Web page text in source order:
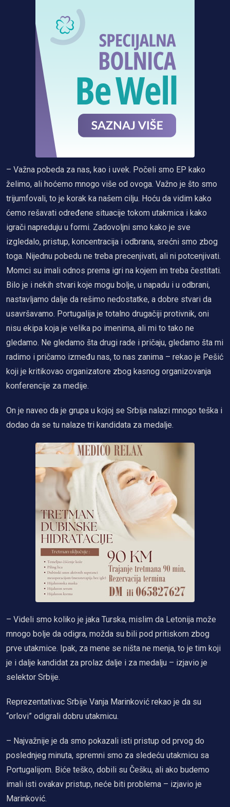
– Važna pobeda za nas, kao i uvek. Počeli smo EP kako
želimo, ali hoćemo mnogo više od ovoga. Važno je što smo
trijumfovali, to je korak ka našem cilju. Hoću da vidim kako
ćemo rešavati određene situacije tokom utakmica i kako
igrači napreduju u formi. Zadovoljni smo kako je sve
izgledalo, pristup, koncentracija i odbrana, srećni smo zbog
toga. Nijednu pobedu ne treba precenjivati, ali ni potcenjivati.
Momci su imali odnos prema igri na kojem im treba čestitati.
Bilo je i nekih stvari koje mogu bolje, u napadu i u odbrani,
nastavljamo dalje da rešimo nedostatke, a dobre stvari da
usavršavamo. Portugalija je totalno drugačiji protivnik, oni
nisu ekipa koja je velika po imenima, ali mi to tako ne
gledamo. Ne gledamo šta drugi rade i pričaju, gledamo šta mi
radimo i pričamo između nas, to nas zanima – rekao je Pešić
koji je kritikovao organizatore zbog kasnog organizovanja
konferencije za medije.
On je naveo da je grupa u kojoj se Srbija nalazi mnogo teška i
dodao da se tu nalaze tri kandidata za medalje.
– Videli smo koliko je jaka Turska, mislim da Letonija može
mnogo bolje da odigra, možda su bili pod pritiskom zbog
prve utakmice. Ipak, za mene se ništa ne menja, to je tim koji
je i dalje kandidat za prolaz dalje i za medalju – izjavio je
selektor Srbije.
Reprezentativac Srbije Vanja Marinković rekao je da su
“orlovi” odigrali dobru utakmicu.
– Najvažnije je da smo pokazali isti pristup od prvog do
poslednjeg minuta, spremni smo za sledeću utakmicu sa
Portugalijom. Biće teško, dobili su Češku, ali ako budemo
imali isti ovakav pristup, neće biti problema – izjavio je
Marinković.